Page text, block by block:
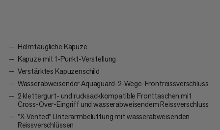
Helmtaugliche Kapuze
Kapuze mit 1-Punkt-Verstellung
Verstärktes Kapuzenschild
Wasserabweisender Aquaguard-2-Wege-Frontreissverschluss
2 klettergurt- und rucksackkompatible Fronttaschen mit
Cross-Over-Eingriff und wasserabweisendem Reissverschluss
"X-Vented" Unterarmbelüftung mit wasserabweisenden
Reissverschlüssen